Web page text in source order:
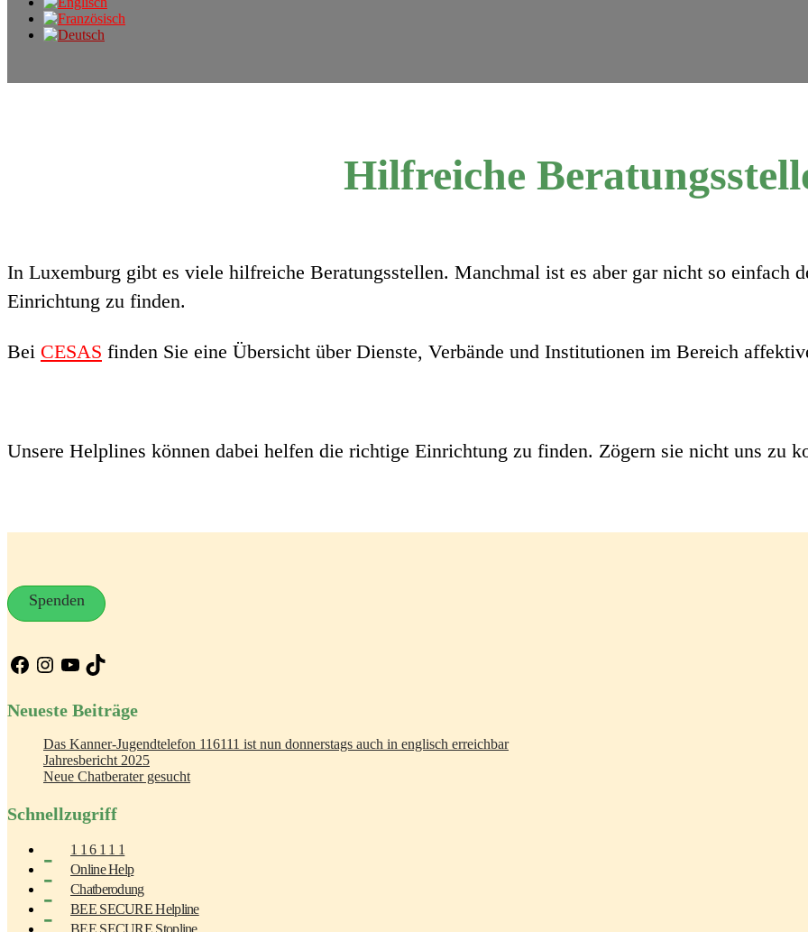
Hilfreiche
In Luxemburg gibt es viele hilfreiche Beratungsstellen. Manchmal ist es aber gar nicht so einfach
Einrichtung zu finden.
Bei CESAS finden Sie eine Übersicht über Dienste, Verbände und Institutionen im Bereich
Unsere Helplines können dabei helfen die richtige Einrichtung zu finden. Zögern sie nicht uns zu
Spenden
Facebook
Instagram
YouTube
TikTok
Neueste Beiträge
Das Kanner-Jugendtelefon 116111 ist nun donnerstags auch in englisch erreichbar
Jahresbericht 2025
Neue Chatberater gesucht
Schnellzugriff
1 1 6 1 1 1
Online Help
Chatberodung
BEE SECURE Helpline
BEE SECURE Stopline